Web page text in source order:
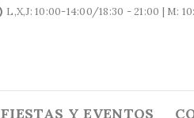
L,X,J: 10:00-14:00/18:30 - 21:00 | M:
FIESTAS Y EVENTOS